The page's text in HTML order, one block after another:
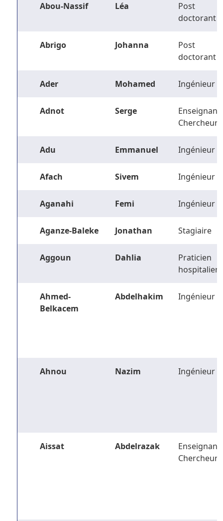
Abou-Nassif Léa
Post
doctorant
Abrigo Johanna
Post
doctorant
Ader Mohamed Ingénieur
Adnot Serge
Enseignant-
Chercheur
Adu Emmanuel Ingénieur
Afach Sivem Ingénieur
Aganahi Femi Ingénieur
Aganze-Baleke Jonathan Stagiaire
Aggoun Dahlia
Praticien
hospitalier
Ahmed-
Belkacem
Abdelhakim Ingénieur
Ahnou Nazim Ingénieur
Aissat Abdelrazak
Enseignant-
Chercheur